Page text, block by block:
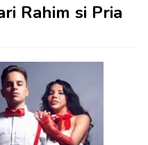
Rahim si Pria